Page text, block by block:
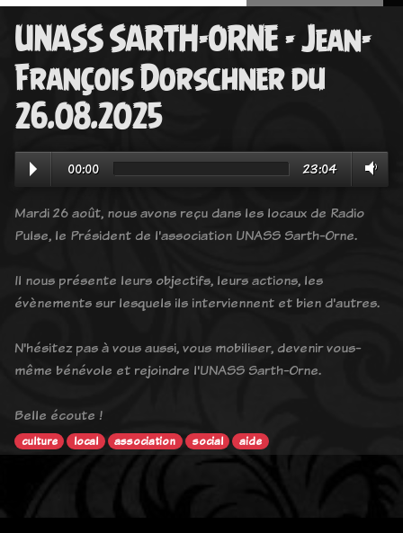
UNASS SARTH-ORNE - Jean-
François Dorschner du
26.08.2025
00:00 23:04
Mardi 26 août, nous avons reçu dans les locaux de Radio
Pulse, le Président de l'association UNASS Sarth-Orne.
Il nous présente leurs objectifs, leurs actions, les
évènements sur lesquels ils interviennent et bien d'autres.
N'hésitez pas à vous aussi, vous mobiliser, devenir vous-
même bénévole et rejoindre l'UNASS Sarth-Orne.
Belle écoute !
culture local association social aide